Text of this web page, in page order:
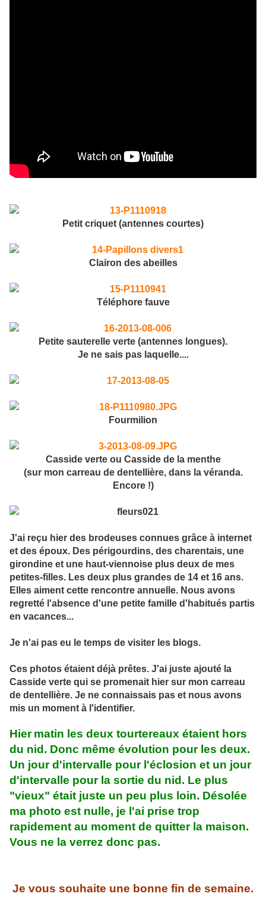
Petit criquet (antennes courtes)
Clairon des abeilles
Téléphore fauve
Petite sauterelle verte (antennes longues).
Je ne sais pas laquelle....
Fourmilion
Casside verte ou Casside de la menthe
(sur mon carreau de dentellière, dans la véranda.
Encore !)
J'ai reçu hier des brodeuses connues grâce à internet
et des époux. Des périgourdins, des charentais, une
girondine et une haut-viennoise plus deux de mes
petites-filles. Les deux plus grandes de 14 et 16 ans.
Elles aiment cette rencontre annuelle. Nous avons
regretté l'absence d'une petite famille d'habitués partis
en vacances...
Je n'ai pas eu le temps de visiter les blogs.
Ces photos étaient déjà prêtes. J'ai juste ajouté la
Casside verte qui se promenait hier sur mon carreau
de dentellière. Je ne connaissais pas et nous avons
mis un moment à l'identifier.
Hier matin les deux tourtereaux étaient hors
du nid. Donc même évolution pour les deux.
Un jour d'intervalle pour l'éclosion et un jour
d'intervalle pour la sortie du nid. Le plus
"vieux" était juste un peu plus loin. Désolée
ma photo est nulle, je l'ai prise trop
rapidement au moment de quitter la maison.
Vous ne la verrez donc pas.
Je vous souhaite une bonne fin de semaine.